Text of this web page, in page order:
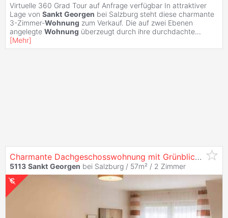
Virtuelle 360 Grad Tour auf Anfrage verfügbar In attraktiver
Lage von Sankt Georgen bei Salzburg steht diese charmante
3-Zimmer-Wohnung zum Verkauf. Die auf zwei Ebenen
angelegte Wohnung überzeugt durch ihre durchdachte...
[Mehr]
Charmante Dachgeschosswohnung mit Grünblick, Carport und modernisiertem Bad in
5113 Sankt Georgen bei Salzburg / 57m² / 2 Zimmer